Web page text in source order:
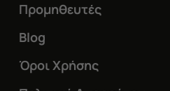
Προμηθευτές
Blog
Όροι Χρήσης